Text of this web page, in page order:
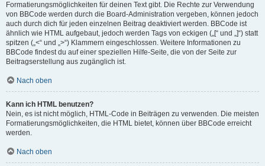
Formatierungsmöglichkeiten für deinen Text gibt. Die Rechte zur Verwendung
von BBCode werden durch die Board-Administration vergeben, können jedoch
auch durch dich für jeden einzelnen Beitrag deaktiviert werden. BBCode ist
ähnlich wie HTML aufgebaut, jedoch werden Tags von eckigen („[“ und „]“) statt
spitzen („<“ und „>“) Klammern eingeschlossen. Weitere Informationen zu
BBCode findest du auf einer speziellen Hilfe-Seite, die von der Seite zur
Beitragserstellung aus zugänglich ist.
Nach oben
Kann ich HTML benutzen?
Nein, es ist nicht möglich, HTML-Code in Beiträgen zu verwenden. Die meisten
Formatierungsmöglichkeiten, die HTML bietet, können über BBCode erreicht
werden.
Nach oben